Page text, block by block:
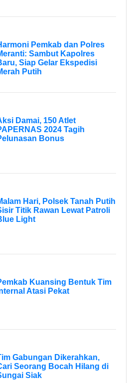
Pemkab dan Polres
Sambut Kapolres
Siap Gelar Ekspedisi
Putih
Damai, 150 Atlet
2024 Tagih
Bonus
Hari, Polsek Tanah Putih
Titik Rawan Lewat Patroli
Light
Kuansing Bentuk Tim
Atasi Pekat
Gabungan Dikerahkan,
Seorang Bocah Hilang di
Siak